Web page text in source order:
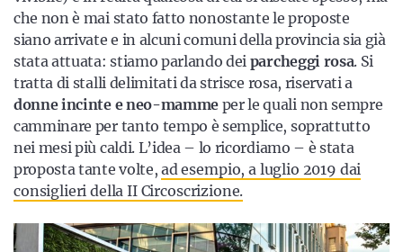
che non è mai stato fatto nonostante le proposte
siano arrivate e in alcuni comuni della provincia sia già
stata attuata: stiamo parlando dei parcheggi rosa. Si
tratta di stalli delimitati da strisce rosa, riservati a
donne incinte e neo-mamme per le quali non sempre
camminare per tanto tempo è semplice, soprattutto
nei mesi più caldi. L’idea – lo ricordiamo – è stata
proposta tante volte, ad esempio, a luglio 2019 dai
consiglieri della II Circoscrizione.